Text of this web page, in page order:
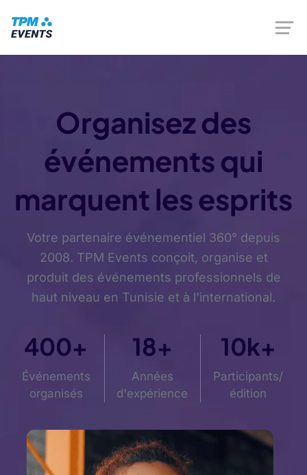
Organisez des
événements qui
marquent les esprits
Votre partenaire événementiel 360° depuis
2008. TPM Events conçoit, organise et
produit des événements professionnels de
haut niveau en Tunisie et à l'international.
400+
Événements
organisés
18+
Années
d'expérience
10k+
Participants/
édition